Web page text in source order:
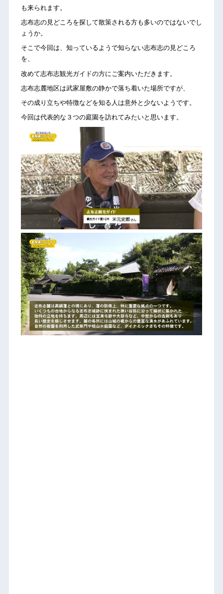
も来られます。
志布志の見どころを探して散策される方も多いのではないでし
ょうか。
そこで今回は、知っているようで知らない志布志の見どころ
を、
改めて志布志観光ガイドの方にご案内いただきます。
志布志麓地区は武家屋敷の静かで落ち着いた場所ですが、
その成り立ちや特徴などを知る人は意外と少ないようです。
今回は代表的な３つの庭園を訪れてみたいと思います。